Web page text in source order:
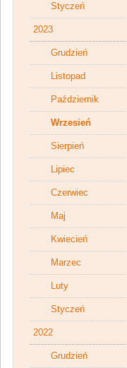
Styczeń
2023
Grudzień
Listopad
Październik
Wrzesień
Sierpień
Lipiec
Czerwiec
Maj
Kwiecień
Marzec
Luty
Styczeń
2022
Grudzień